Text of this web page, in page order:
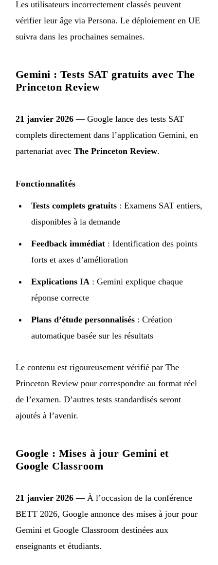
Les utilisateurs incorrectement classés peuvent
vérifier leur âge via Persona. Le déploiement en UE
suivra dans les prochaines semaines.
Gemini : Tests SAT gratuits avec The
Princeton Review
21 janvier 2026 — Google lance des tests SAT
complets directement dans l’application Gemini, en
partenariat avec The Princeton Review.
Fonctionnalités
Tests complets gratuits : Examens SAT entiers,
disponibles à la demande
Feedback immédiat : Identification des points
forts et axes d’amélioration
Explications IA : Gemini explique chaque
réponse correcte
Plans d’étude personnalisés : Création
automatique basée sur les résultats
Le contenu est rigoureusement vérifié par The
Princeton Review pour correspondre au format réel
de l’examen. D’autres tests standardisés seront
ajoutés à l’avenir.
Google : Mises à jour Gemini et
Google Classroom
21 janvier 2026 — À l’occasion de la conférence
BETT 2026, Google annonce des mises à jour pour
Gemini et Google Classroom destinées aux
enseignants et étudiants.